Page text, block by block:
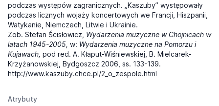
podczas występów zagranicznych. „Kaszuby” występowały
podczas licznych wojaży koncertowych we Francji, Hiszpanii,
Watykanie, Niemczech, Litwie i Ukrainie.
Zob. Stefan Ścisłowicz, Wydarzenia muzyczne w Chojnicach w
latach 1945-2005, w: Wydarzenia muzyczne na Pomorzu i
Kujawach, pod red. A. Kłaput-Wiśniewskiej, B. Mielcarek-
Krzyżanowskiej, Bydgoszcz 2006, ss. 133-139.
http://www.kaszuby.chce.pl/2_o_zespole.html
Atrybuty